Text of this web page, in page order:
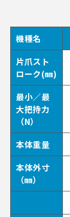
機種名
片爪スト
ローク(㎜)
最小／最
大把持力
（N）
本体重量
本体外寸
（㎜）